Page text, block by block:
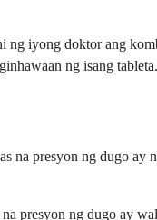
ng iyong doktor ang
ng isang tableta.
na presyon ng dugo ay
presyon ng dugo ay